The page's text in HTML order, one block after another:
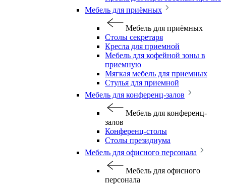
Мебель для приёмных
Мебель для приёмных
Столы секретаря
Кресла для приемной
Мебель для кофейной зоны в
приемную
Мягкая мебель для приемных
Стулья для приемной
Мебель для конференц-залов
Мебель для конференц-
залов
Конференц-столы
Столы президиума
Мебель для офисного персонала
Мебель для офисного
персонала